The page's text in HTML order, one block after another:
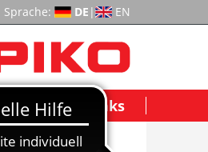
Sprache: DE | EN
Wichtige Links